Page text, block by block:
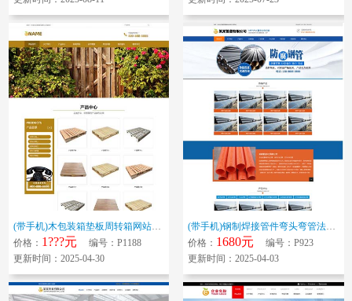
(带手机)木包装箱垫板周转箱网站模板 木材塑料托盘企业网站源码下载
价格： 1???元 编号：P1188
更新时间：2025-04-30
(带手机)钢制焊接管件弯头弯管法兰三通燃气管道接头碳钢管件生产厂家管道科...
价格： 1680元 编号：P923
更新时间：2025-04-03